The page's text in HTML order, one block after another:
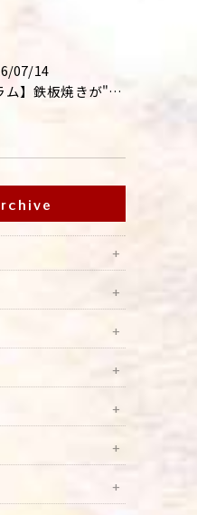
07/14
【コラム】鉄板焼きが"コミュニケーション飯"と呼ばれる理由